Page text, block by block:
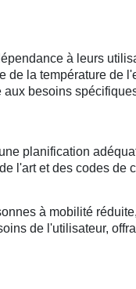
à leurs
de la température de
besoins
planification
l'art et des codes de
à mobilité
de l'utilisateur,